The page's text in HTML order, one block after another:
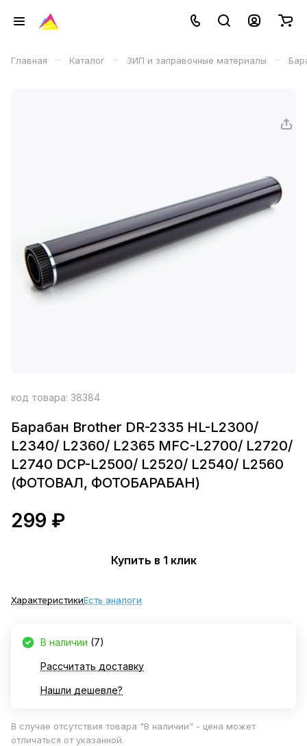
Главная – Каталог – ЗИП и заправочные материалы –
код товара: 38384
Барабан Brother DR-2335 HL-L2300/
L2340/ L2360/ L2365 MFC-L2700/ L2720/
L2740 DCP-L2500/ L2520/ L2540/ L2560
(ФОТОВАЛ, ФОТОБАРАБАН)
299 ₽
Купить в 1 клик
ХарактеристикиЕсть аналоги
В наличии (7)
Рассчитать доставку
Нашли дешевле?
В случае отсутствия товара "В наличии" - цена может
отличаться от указанной.